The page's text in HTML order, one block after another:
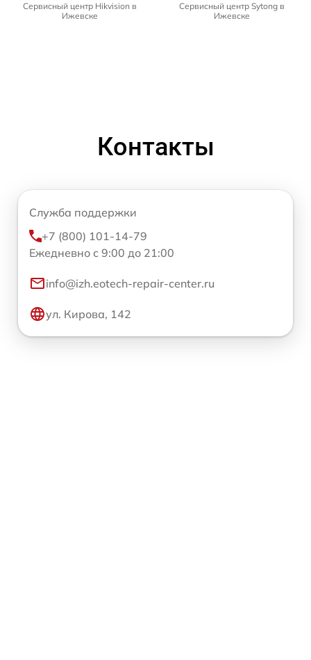
Сервисный центр Hikvision в
Ижевске
Сервисный центр Sytong в
Ижевске
Контакты
Служба поддержки
+7 (800) 101-14-79
Ежедневно с 9:00 до 21:00
info@izh.eotech-repair-center.ru
ул. Кирова, 142